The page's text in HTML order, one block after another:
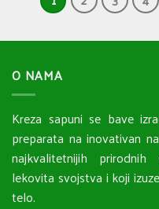
O NAMA
Kreza sapuni se bave
preparata na inovativan
najkvalitetnijih
lekovita svojstva i koji
telo.